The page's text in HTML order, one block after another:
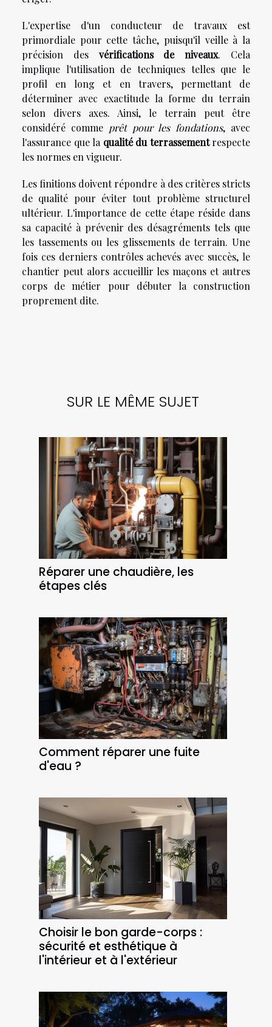
L'expertise d'un conducteur de travaux est
primordiale pour cette tâche, puisqu'il veille à la
précision des vérifications de niveaux. Cela
implique l'utilisation de techniques telles que le
profil en long et en travers, permettant de
déterminer avec exactitude la forme du terrain
selon divers axes. Ainsi, le terrain peut être
considéré comme prêt pour les fondations, avec
l'assurance que la qualité du terrassementrespecte
les normes en vigueur.
Les finitions doivent répondre à des critères stricts
de qualité pour éviter tout problème structurel
ultérieur. L'importance de cette étape réside dans
sa capacité à prévenir des désagréments tels que
les tassements ou les glissements de terrain. Une
fois ces derniers contrôles achevés avec succès, le
chantier peut alors accueillir les maçons et autres
corps de métier pour débuter la construction
proprement dite.
SUR LE MÊME SUJET
Réparer une chaudière, les
étapes clés
Comment réparer une fuite
d'eau ?
Choisir le bon garde-corps :
sécurité et esthétique à
l'intérieur et à l'extérieur